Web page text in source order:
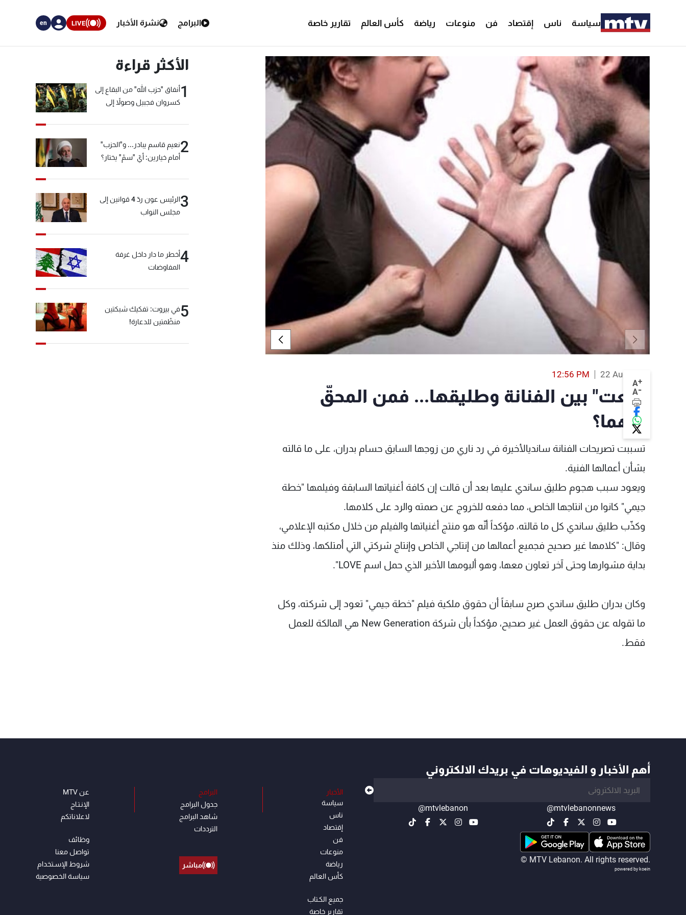
سياسة ناس إقتصاد فن منوعات رياضة كأس العالم تقارير خاصة البرامج نشرة الأخبار LIVE
en
A+
A-
22 Aug 2017
12:56 PM
"ولعت" بين الفنانة وطليقها... فمن المحقّ
بينهما؟
تسببت تصريحات الفنانة سانديالأخيرة في رد ناري من زوجها السابق حسام بدران، على ما قالته
بشأن أعمالها الفنية.
ويعود سبب هجوم طليق ساندي عليها بعد أن قالت إن كافة أغنياتها السابقة وفيلمها "خطة
جيمي" كانوا من انتاجها الخاص، مما دفعه للخروج عن صمته والرد على كلامها.
وكذّب طليق ساندي كل ما قالته، مؤكداً أنّه هو منتج أغنياتها والفيلم من خلال مكتبه الإعلامي،
وقال: "كلامها غير صحيح فجميع أعمالها من إنتاجي الخاص وإنتاج شركتي التي أمتلكها، وذلك منذ
بداية مشوارها وحتى آخر تعاون معها، وهو ألبومها الأخير الذي حمل اسم LOVE
"
.
وكان بدران طليق ساندي صرح سابقاً أن حقوق ملكية فيلم "خطة جيمي" تعود إلى شركته، وكل
ما تقوله عن حقوق العمل غير صحيح، مؤكداً بأن شركة New Generation هي المالكة للعمل
فقط.
الأكثر قراءة
1أنفاق "حزب الله" من البقاع إلى
كسروان فجبيل وصولاً إلى
2نعيم قاسم يبادر... و"الحزب"
أمام خيارين: أيّ "سمّ" يختار؟
3
الرئيس عون ردّ 4 قوانين إلى
مجلس النواب
4أخطر ما دار داخل غرفة
المفاوضات
5في بيروت: تفكيك شبكتين
منظّمتين للدعارة!
أهم الأخبار و الفيديوهات في بريدك الالكتروني
@mtvlebanonnews
@mtvlebanon
© MTV Lebanon. All rights reserved.
powered by koein
الأخبار
سياسة
ناس
إقتصاد
فن
منوعات
رياضة
كأس العالم
جميع الكـتاب
تقارير خاصة
البرامج
جدول البرامج
شاهد البرامج
الترددات
مباشر
عن MTV
الإنـتـاج
لاعلاناتكم
وظائف
تواصل معنا
شروط الإسـتخدام
سياسة الخصوصية